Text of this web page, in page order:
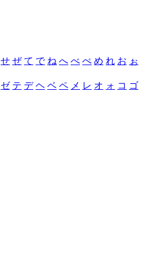
せ ぜ て で ね へ べ ぺ め れ お ぉ
ゼ テ デ ヘ ベ ペ メ レ オ ォ コ ゴ